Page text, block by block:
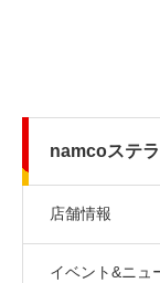
namcoステ
店舗情報
イベント&ニュ